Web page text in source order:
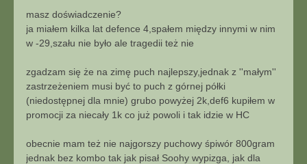
masz doświadczenie?
ja miałem kilka lat defence 4,spałem między innymi w nim
w -29,szału nie było ale tragedii też nie
zgadzam się że na zimę puch najlepszy,jednak z ''małym''
zastrzeżeniem musi być to puch z górnej półki
(niedostępnej dla mnie) grubo powyżej 2k,def6 kupiłem w
promocji za niecały 1k co już powoli i tak idzie w HC
obecnie mam też nie najgorszy puchowy śpiwór 800gram
jednak bez kombo tak jak pisał Soohy wypizga, jak dla